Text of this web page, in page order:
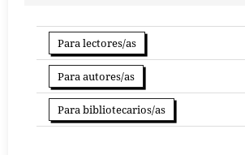
Para lectores/as
Para autores/as
Para bibliotecarios/as